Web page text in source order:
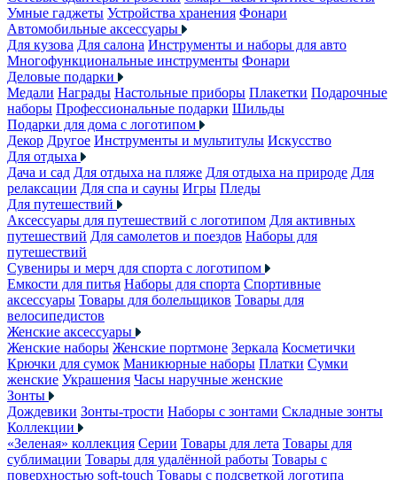
Умные гаджеты Устройства хранения Фонари
Автомобильные аксессуары
Для кузова Для салона Инструменты и наборы для авто
Многофункциональные инструменты Фонари
Деловые подарки
Медали Награды Настольные приборы Плакетки Подарочные
наборы Профессиональные подарки Шильды
Подарки для дома с логотипом
Декор Другое Инструменты и мультитулы Искусство
Для отдыха
Дача и сад Для отдыха на пляже Для отдыха на природе Для
релаксации Для спа и сауны Игры Пледы
Для путешествий
Аксессуары для путешествий с логотипом Для активных
путешествий Для самолетов и поездов Наборы для
путешествий
Сувениры и мерч для спорта с логотипом
Емкости для питья Наборы для спорта Спортивные
аксессуары Товары для болельщиков Товары для
велосипедистов
Женские аксессуары
Женские наборы Женские портмоне Зеркала Косметички
Крючки для сумок Маникюрные наборы Платки Сумки
женские Украшения Часы наручные женские
Зонты
Дождевики Зонты-трости Наборы с зонтами Складные зонты
Коллекции
«Зеленая» коллекция Серии Товары для лета Товары для
сублимации Товары для удалённой работы Товары с
поверхностью soft-touch Товары с подсветкой логотипа